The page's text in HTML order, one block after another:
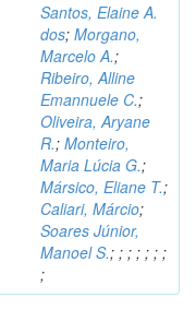
Santos, Elaine A.
dos; Morgano,
Marcelo A.;
Ribeiro, Alline
Emannuele C.;
Oliveira, Aryane
R.; Monteiro,
Maria Lúcia G.;
Mársico, Eliane T.;
Caliari, Márcio;
Soares Júnior,
Manoel S.; ; ; ; ; ; ;
;